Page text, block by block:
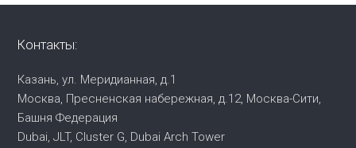
Контакты:
Казань, ул. Меридианная, д.1
Москва, Пресненская набережная, д.12, Москва-Сити,
Башня Федерация
Dubai, JLT, Cluster G, Dubai Arch Tower